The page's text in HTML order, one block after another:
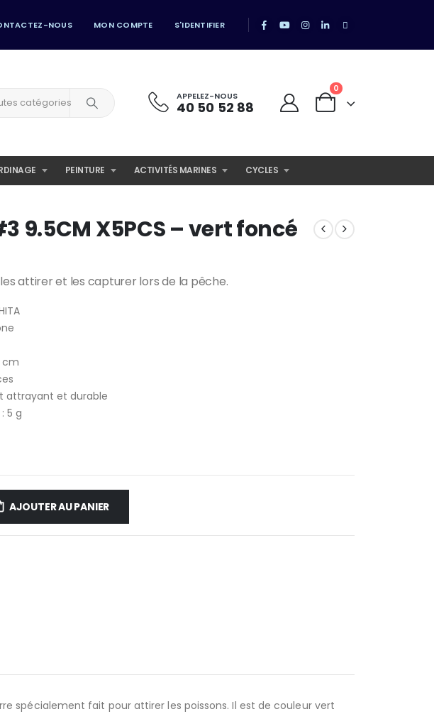
NOUS MON COMPTE S'IDENTIFIER
catégories APPELEZ-NOUS
40 50 52 88
0
PEINTURE ACTIVITÉS MARINES CYCLES
9.5CM X5PCS – vert foncé
attirer et les capturer lors de la pêche.
cm
attrayant et durable
5 g
AJOUTER AU PANIER
spécialement fait pour attirer les poissons. Il est de couleur vert